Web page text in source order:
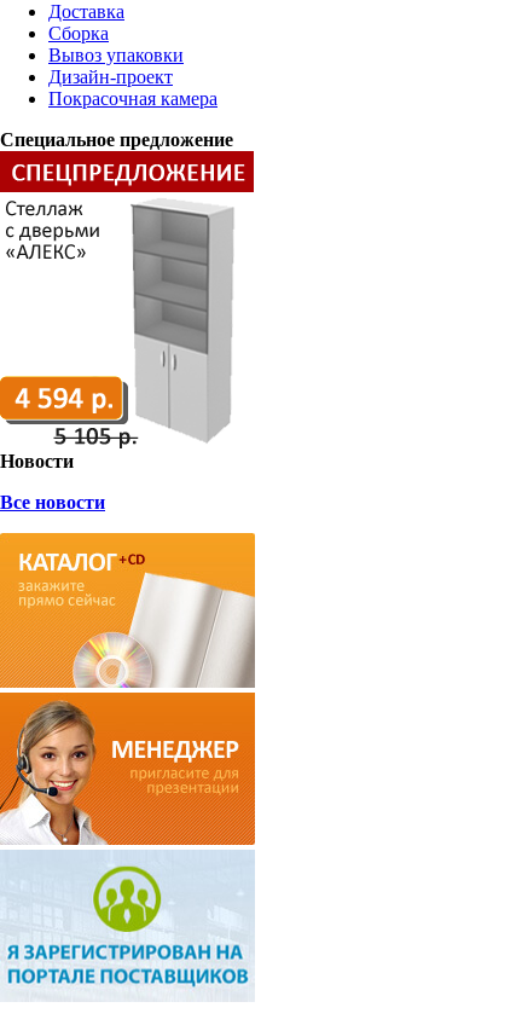
Доставка
Сборка
Вывоз упаковки
Дизайн-проект
Покрасочная камера
Специальное предложение
Новости
Все новости